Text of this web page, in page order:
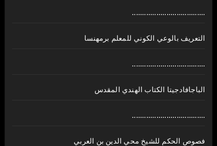
....................................
ﺍﻟﺘﻌﺮﻳﻒ ﺑﺎﻟﻮﻋﻲ ﺍﻟﻜﻮﻧﻲ للمعلم برمهنسا
....................................
الباجافادجيتا الكتاب الهندي المقدس
....................................
فصوص الحكم للشيخ محي الدين بن العربي